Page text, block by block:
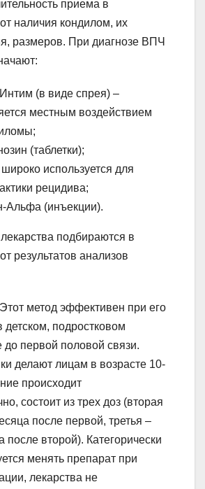
приема в
наличия кондилом, их
размеров. При диагнозе ВПЧ
(в виде спрея) –
местным воздействием
(таблетки);
используется для
рецидива;
Альфа (инъекции).
подбираются в
результатов анализов
метод эффективен при его
детском, подростковом
до первой половой связи.
делают лицам в возрасте 10-
происходит
состоит из трех доз (вторая
после первой, третья –
после второй). Категорически
менять препарат при
лекарства не